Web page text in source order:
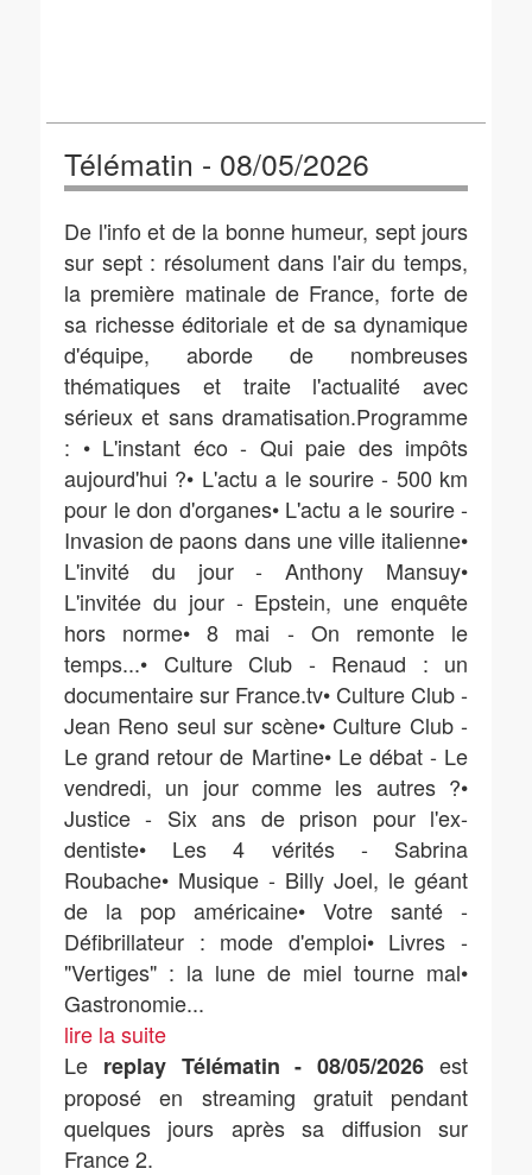
Télématin - 08/05/2026
De l'info et de la bonne humeur, sept jours
sur sept : résolument dans l'air du temps,
la première matinale de France, forte de
sa richesse éditoriale et de sa dynamique
d'équipe, aborde de nombreuses
thématiques et traite l'actualité avec
sérieux et sans dramatisation.Programme
: • L'instant éco - Qui paie des impôts
aujourd'hui ?• L'actu a le sourire - 500 km
pour le don d'organes• L'actu a le sourire -
Invasion de paons dans une ville italienne•
L'invité du jour - Anthony Mansuy•
L'invitée du jour - Epstein, une enquête
hors norme• 8 mai - On remonte le
temps...• Culture Club - Renaud : un
documentaire sur France.tv• Culture Club -
Jean Reno seul sur scène• Culture Club -
Le grand retour de Martine• Le débat - Le
vendredi, un jour comme les autres ?•
Justice - Six ans de prison pour l'ex-
dentiste• Les 4 vérités - Sabrina
Roubache• Musique - Billy Joel, le géant
de la pop américaine• Votre santé -
Défibrillateur : mode d'emploi• Livres -
"Vertiges" : la lune de miel tourne mal•
Gastronomie...
lire la suite
Le replay Télématin - 08/05/2026 est
proposé en streaming gratuit pendant
quelques jours après sa diffusion sur
France 2.